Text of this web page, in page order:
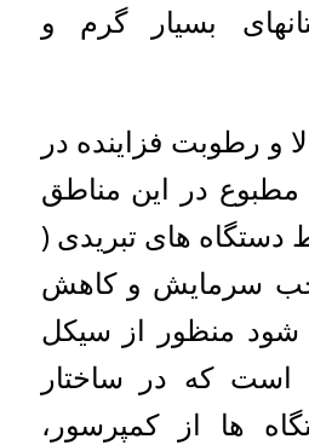
بسیار گرم و
و رطوبت فزاینده در
مطبوع در این مناطق
های تبریدی (
سرمایش و کاهش
منظور از سیکل
است که در ساختار
ها از کمپرسور،